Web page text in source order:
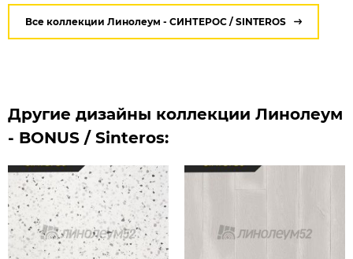
Все коллекции Линолеум - СИНТЕРОС / SINTEROS
Другие дизайны коллекции Линолеум
- BONUS / Sinteros: